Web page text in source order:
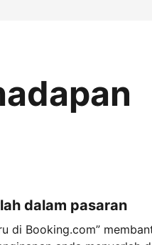
dalam pasaran
di Booking.com”